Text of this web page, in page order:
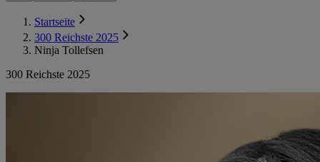
Startseite
300 Reichste 2025
Ninja Tollefsen
300 Reichste 2025